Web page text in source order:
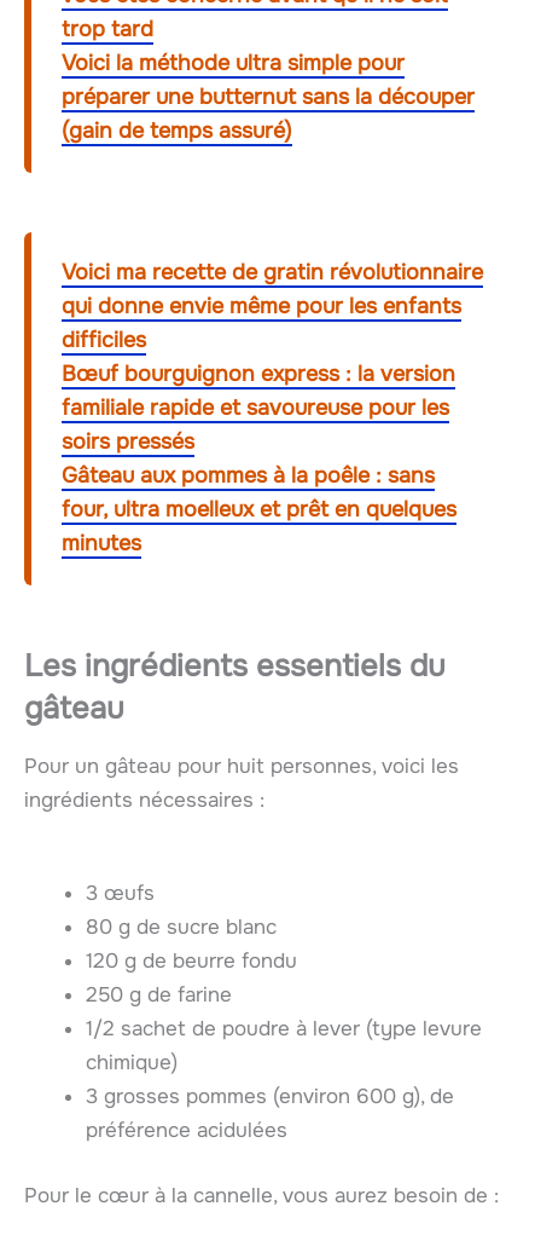
trop tard
Voici la méthode ultra simple pour
préparer une butternut sans la découper
(gain de temps assuré)
Voici ma recette de gratin révolutionnaire
qui donne envie même pour les enfants
difficiles
Bœuf bourguignon express : la version
familiale rapide et savoureuse pour les
soirs pressés
Gâteau aux pommes à la poêle : sans
four, ultra moelleux et prêt en quelques
minutes
Les ingrédients essentiels du
gâteau
Pour un gâteau pour huit personnes, voici les
ingrédients nécessaires :
3 œufs
80 g de sucre blanc
120 g de beurre fondu
250 g de farine
1/2 sachet de poudre à lever (type levure
chimique)
3 grosses pommes (environ 600 g), de
préférence acidulées
Pour le cœur à la cannelle, vous aurez besoin de :